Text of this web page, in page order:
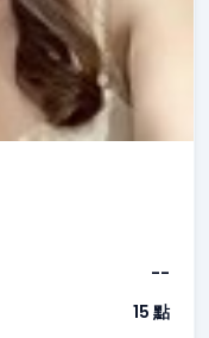
--
15 點